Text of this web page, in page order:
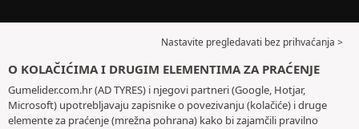
Nastavite pregledavati bez prihvaćanja >
O KOLAČIĆIMA I DRUGIM ELEMENTIMA ZA PRAĆENJE
Gumelider.com.hr (AD TYRES) i njegovi partneri (Google, Hotjar,
Microsoft) upotrebljavaju zapisnike o povezivanju (kolačiće) i druge
elemente za praćenje (mrežna pohrana) kako bi zajamčili pravilno